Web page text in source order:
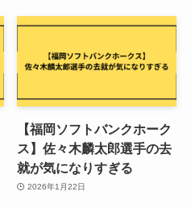
【福岡ソフトバンクホーク
ス】佐々木麟太郎選手の去
就が気になりすぎる
2026年1月22日